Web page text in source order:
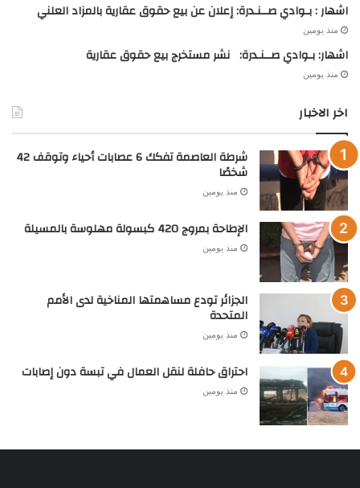
اشهار : بـوادي صــنـدرة: إعلان عن بيع حقوق عقارية بالمزاد العلني
منذ يومين
اشهار: بـوادي صــنـدرة: نشر مستخرج بيع حقوق عقارية
منذ يومين
اخر الاخبار
شرطة العاصمة تفكك 6 عصابات أحياء وتوقف 42
شخصًا
منذ يومين
الإطاحة بمروج 420 كبسولة مهلوسة بالمسيلة
منذ يومين
الجزائر تودع مساهمتها المناخية لدى الأمم
المتحدة
منذ يومين
احتراق حافلة لنقل العمال في تبسة دون إصابات
منذ يومين